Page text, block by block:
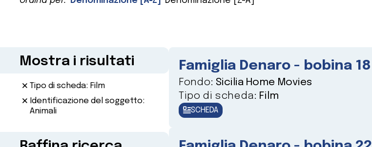
Mostra i risultati
Tipo di scheda: Film
Identificazione del soggetto:
Animali
Famiglia Denaro - bobina 18
Fondo: Sicilia Home Movies
Tipo di scheda: Film
SCHEDA